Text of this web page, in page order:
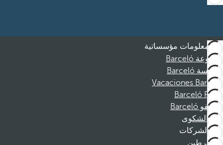
معلومات مؤسساتية
مجموعة Barceló
مؤسسة Barceló
Vacaciones Barceló
Barceló Films
موظفو Barceló
قناة الشكوى
الشركات
المنخرطين